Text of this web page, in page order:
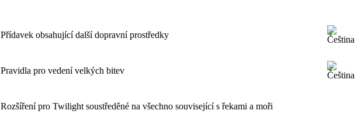
Přídavek obsahující další dopravní prostředky
Pravidla pro vedení velkých bitev
Rozšíření pro Twilight soustředěné na všechno související s řekami a moři